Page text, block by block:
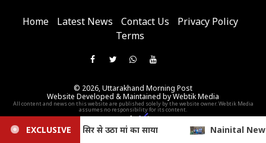
Home Latest News Contact Us
Privacy Policy
Terms
Like
On
Facebook
Follow
On
Twitter
Join
WhatsApp
Group
Subscribe
YouTube
Channel
on
Telegram
© 2026,Uttarakhand Morning Post
Website Developed & Maintained by Webtik Media
All content and news on this website are published solely by the website owner. Webtik Media
assumes no responsibility for its content.
EXCLUSIVE
Nainital News: डीएम की पहल से भू-माफिया के कब्जे से मुक्त हुई 25 नाली